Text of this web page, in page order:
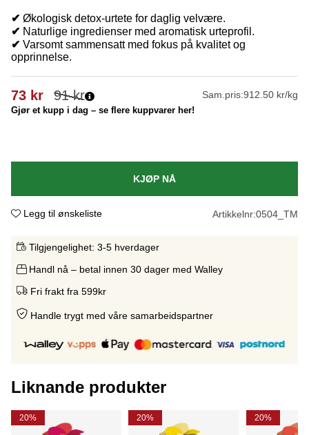
✔ Økologisk detox-urtete for daglig velvære.
✔ Naturlige ingredienser med aromatisk urteprofil.
✔ Varsomt sammensatt med fokus på kvalitet og
opprinnelse.
91kr
73 kr Sam.pris:912.50 kr/kg
Gjør et kupp i dag – se flere kuppvarer her!
KJØP NÅ
Legg til ønskeliste Artikkelnr:0504_TM
Tilgjengelighet: 3-5 hverdager
Handl nå – betal innen 30 dager med Walley
Fri frakt fra 599kr
Handle trygt med våre samarbeidspartner
Liknande produkter
20% 20% 20%